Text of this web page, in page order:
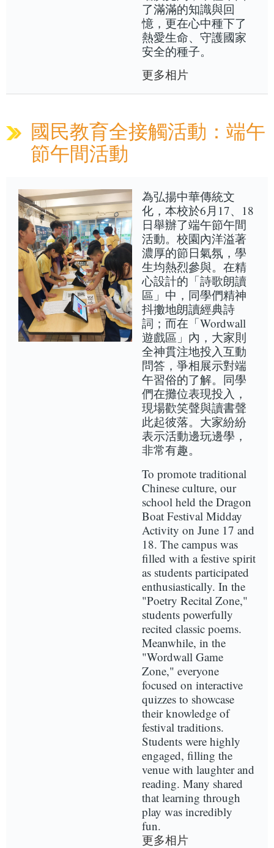
了滿滿的知識與回
憶，更在心中種下了
熱愛生命、守護國家
安全的種子。
更多相片
國民教育全接觸活動：端午
節午間活動
為弘揚中華傳統文
化，本校於6月17、18
日舉辦了端午節午間
活動。校園內洋溢著
濃厚的節日氣氛，學
生均熱烈參與。在精
心設計的「詩歌朗讀
區」中，同學們精神
抖擻地朗讀經典詩
詞；而在「Wordwall
遊戲區」內，大家則
全神貫注地投入互動
問答，爭相展示對端
午習俗的了解。同學
們在攤位表現投入，
現場歡笑聲與讀書聲
此起彼落。大家紛紛
表示活動邊玩邊學，
非常有趣。
To promote traditional
Chinese culture, our
school held the Dragon
Boat Festival Midday
Activity on June 17 and
18. The campus was
filled with a festive spirit
as students participated
enthusiastically. In the
"Poetry Recital Zone,"
students powerfully
recited classic poems.
Meanwhile, in the
"Wordwall Game
Zone," everyone
focused on interactive
quizzes to showcase
their knowledge of
festival traditions.
Students were highly
engaged, filling the
venue with laughter and
reading. Many shared
that learning through
play was incredibly
fun.
更多相片